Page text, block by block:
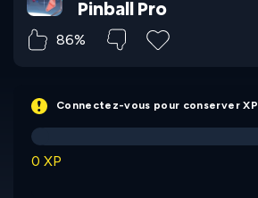
Pinball Pro
86%
Connectez-vous pour conserver XP
0 XP